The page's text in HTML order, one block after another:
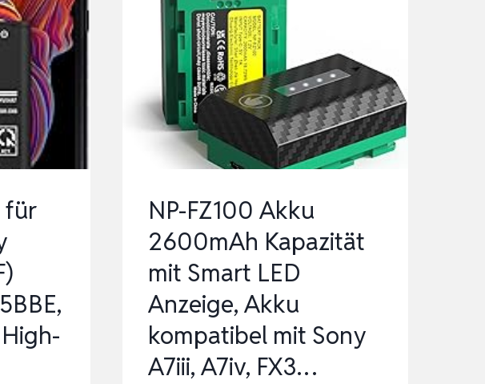
für
NP-FZ100 Akku
2600mAh Kapazität
mit Smart LED
Anzeige, Akku
kompatibel mit Sony
A7iii, A7iv, FX3…